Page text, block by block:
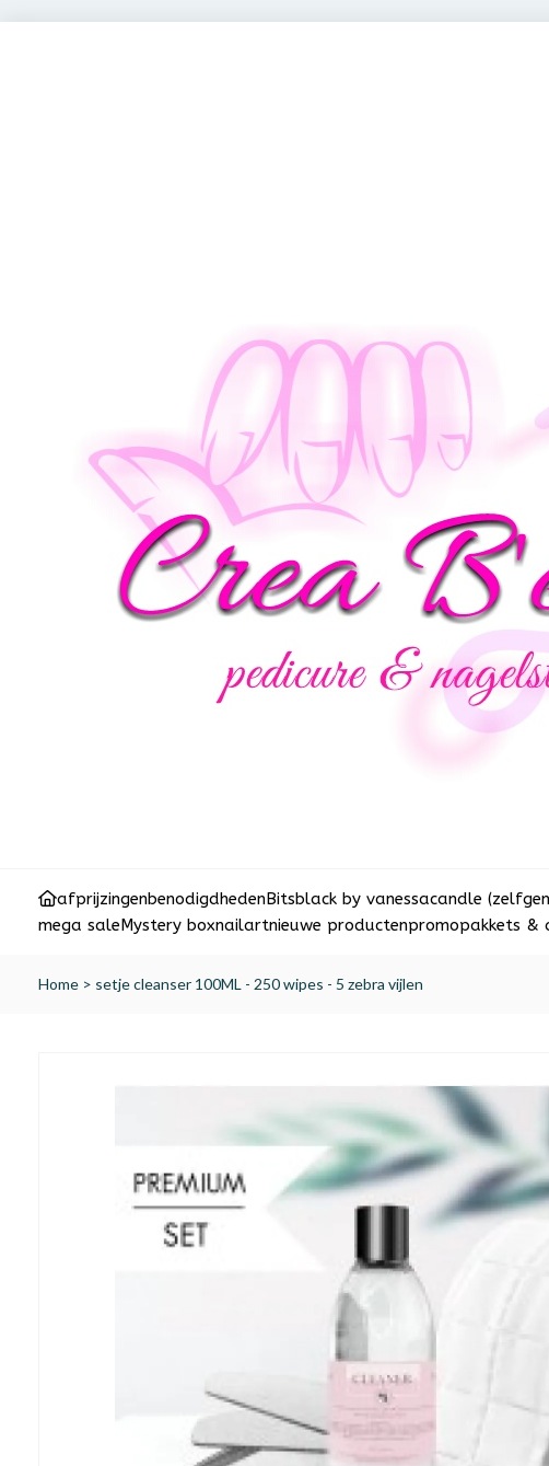
afprijzingenbenodigdhedenBitsblack by vanessacandle
mega saleMystery boxnailartnieuwe productenpromopakkets &
Home > setje cleanser 100ML - 250 wipes - 5 zebra vijlen